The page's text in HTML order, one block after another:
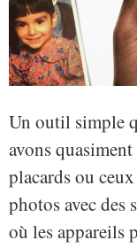
Un outil simple
avons
placards ou
photos avec des
où les appareils